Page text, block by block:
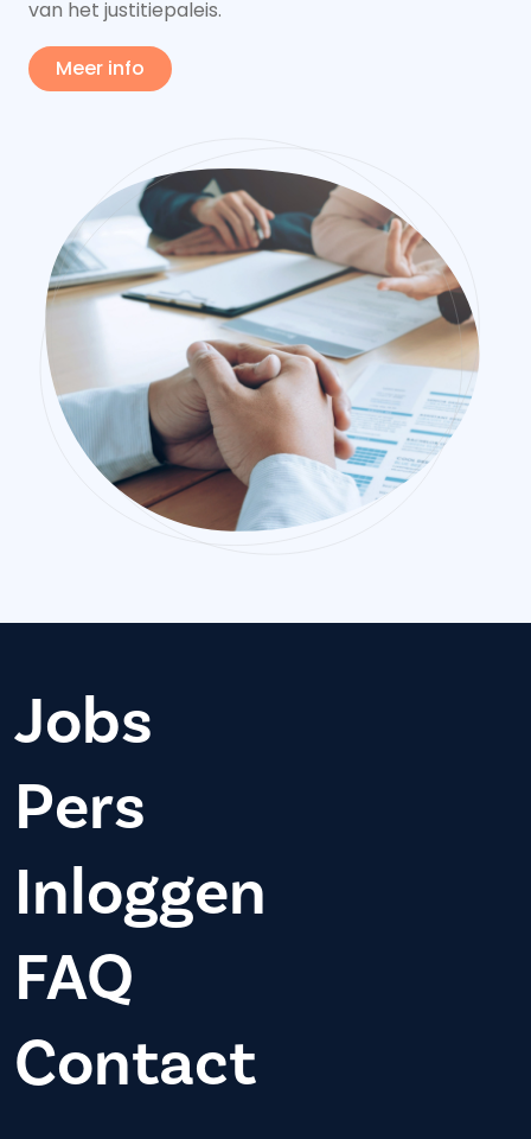
van het justitiepaleis.
Meer info
Jobs
Pers
Inloggen
FAQ
Contact